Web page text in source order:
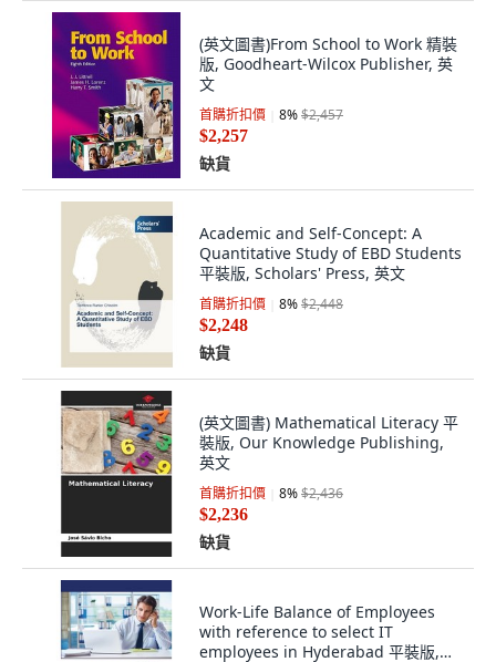
(英文圖書)From School to Work 精裝
版, Goodheart-Wilcox Publisher, 英
文
首購折扣價 8%$2,457
$2,257
缺貨
Academic and Self-Concept: A
Quantitative Study of EBD Students
平裝版, Scholars' Press, 英文
首購折扣價 8%$2,448
$2,248
缺貨
(英文圖書) Mathematical Literacy 平
裝版, Our Knowledge Publishing,
英文
首購折扣價 8%$2,436
$2,236
缺貨
Work-Life Balance of Employees
with reference to select IT
employees in Hyderabad 平裝版,